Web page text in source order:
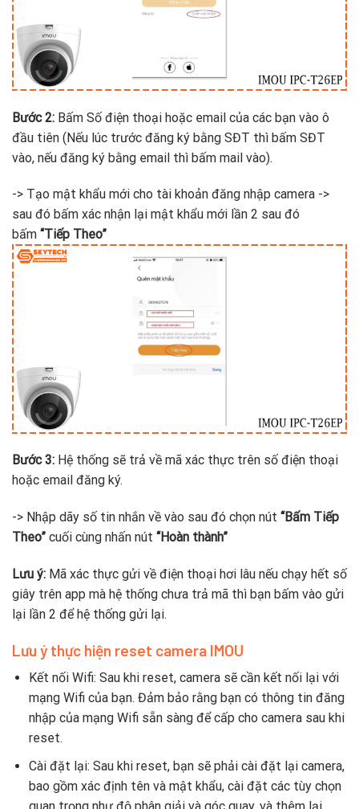
Bước 2: Bấm Số điện thoại hoặc email của các bạn vào ô
đầu tiên (Nếu lúc trước đăng ký bằng SĐT thì bấm SĐT
vào, nếu đăng ký bằng email thì bấm mail vào).
-> Tạo mật khẩu mới cho tài khoản đăng nhập camera ->
sau đó bấm xác nhận lại mật khẩu mới lần 2 sau đó
bấm “Tiếp Theo”
Bước 3: Hệ thống sẽ trả về mã xác thực trên số điện thoại
hoặc email đăng ký.
-> Nhập dãy số tin nhắn về vào sau đó chọn nút “Bấm Tiếp
Theo” cuối cùng nhấn nút “Hoàn thành”
Lưu ý: Mã xác thực gửi về điện thoại hơi lâu nếu chạy hết số
giây trên app mà hệ thống chưa trả mã thì bạn bấm vào gửi
lại lần 2 để hệ thống gửi lại.
Lưu ý thực hiện reset camera IMOU
Kết nối Wifi: Sau khi reset, camera sẽ cần kết nối lại với
mạng Wifi của bạn. Đảm bảo rằng bạn có thông tin đăng
nhập của mạng Wifi sẵn sàng để cấp cho camera sau khi
reset.
Cài đặt lại: Sau khi reset, bạn sẽ phải cài đặt lại camera,
bao gồm xác định tên và mật khẩu, cài đặt các tùy chọn